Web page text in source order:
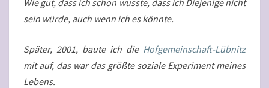
sein würde, auch wenn ich es könnte.
Später, 2001, baute ich die Hofgemeinschaft-Lübnitz
mit auf, das war das größte soziale Experiment meines
Lebens.